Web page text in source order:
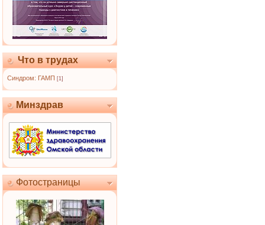
Что в трудах
Синдром: ГАМП [1]
Минздрав
Фотостраницы